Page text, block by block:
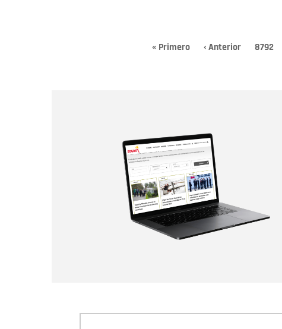
Primera
« Primero
Página
‹ Anterior Page
8792